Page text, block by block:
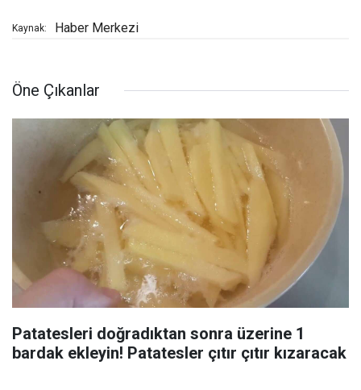
Kaynak: Haber Merkezi
Öne Çıkanlar
Patatesleri doğradıktan sonra üzerine 1
bardak ekleyin! Patatesler çıtır çıtır kızaracak